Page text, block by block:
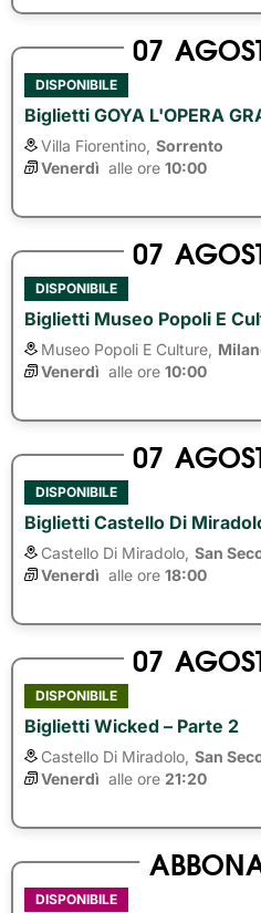
07
DISPONIBILE
Biglietti GOYA L'OPERA
Villa Fiorentino, Sorrento
Venerdì alle ore 10:00
07
DISPONIBILE
Biglietti Museo Popoli E
Museo Popoli E Culture,
Venerdì alle ore 10:00
07
DISPONIBILE
Biglietti Castello Di
Castello Di Miradolo, San
Venerdì alle ore 18:00
07
DISPONIBILE
Biglietti Wicked – Parte 2
Castello Di Miradolo, San
Venerdì alle ore 21:20
DISPONIBILE